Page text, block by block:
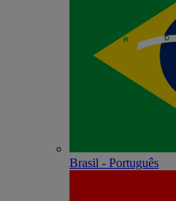
Brasil - Português